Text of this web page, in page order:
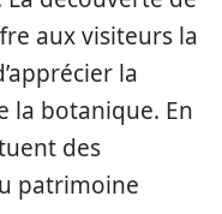
aux visiteurs la
la
la botanique. En
des
patrimoine